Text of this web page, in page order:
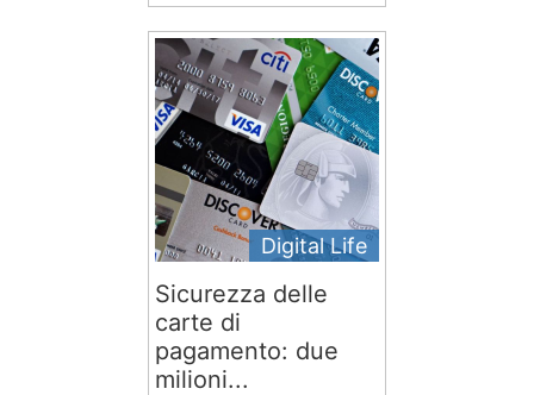
Digital Life
Sicurezza delle
carte di
pagamento: due
milioni...